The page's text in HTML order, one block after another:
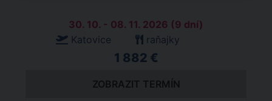
30. 10. - 08. 11. 2026 (9 dní)
Katovice
raňajky
1 882 €
ZOBRAZIT TERMÍN